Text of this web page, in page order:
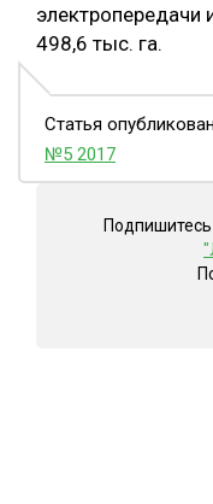
электропередачи
498,6 тыс. га.
Статья
№5 2017